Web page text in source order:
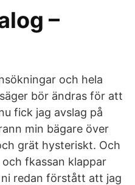
–
och hela
bör ändras för att
fick jag avslag på
min bägare över
grät hysteriskt. Och
fkassan klappar
redan förstått att jag